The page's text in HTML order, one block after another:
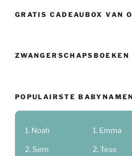
GRATIS CADEAUBOX VAN
ZWANGERSCHAPSBOEKEN
POPULAIRSTE
Noah
Sem
Emma
Tess